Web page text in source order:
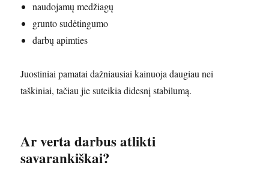
naudojamų medžiagų
grunto sudėtingumo
darbų apimties
Juostiniai pamatai dažniausiai kainuoja daugiau nei
taškiniai, tačiau jie suteikia didesnį stabilumą.
Ar verta darbus atlikti
savarankiškai?